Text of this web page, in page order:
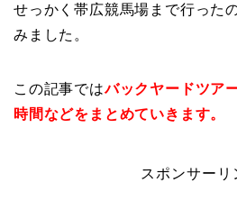
せっかく帯広競馬場まで行った
みました。
この記事ではバックヤードツア
時間などをまとめていきます。
スポンサーリ